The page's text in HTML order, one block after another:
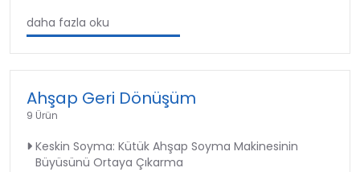
daha fazla oku
Ahşap Geri Dönüşüm
9 Ürün
Keskin Soyma: Kütük Ahşap Soyma Makinesinin
Büyüsünü Ortaya Çıkarma